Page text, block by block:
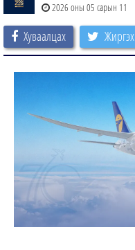
2026 оны 05 сарын 11
Хуваалцах Жиргэх